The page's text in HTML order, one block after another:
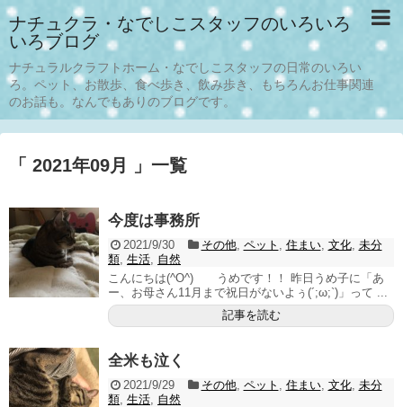
ナチュクラ・なでしこスタッフのいろいろ
いろブログ
ナチュラルクラフトホーム・なでしこスタッフの日常のいろい
ろ。ペット、お散歩、食べ歩き、飲み歩き、もちろんお仕事関連
のお話も。なんでもありのブログです。
「 2021年09月 」一覧
今度は事務所
2021/9/30 その他, ペット 住まい, 文化, 未分
類 生活 自然
こんにちは(^O^) うめです！！ 昨日うめ子に「あ
ー、お母さん11月まで祝日がないよぅ(´;ω;`)」って ...
記事を読む
全米も泣く
2021/9/29 その他, ペット 住まい, 文化, 未分
類 生活 自然